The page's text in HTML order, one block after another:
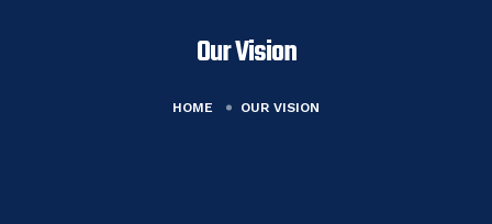
Our Vision
HOME OUR VISION